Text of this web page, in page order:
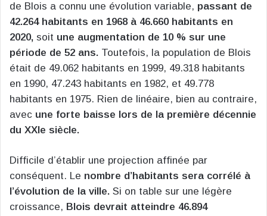
de Blois a connu une évolution variable, passant de
42.264 habitants en 1968 à 46.660 habitants en
2020, soit une augmentation de 10 % sur une
période de 52 ans. Toutefois, la population de Blois
était de 49.062 habitants en 1999, 49.318 habitants
en 1990, 47.243 habitants en 1982, et 49.778
habitants en 1975. Rien de linéaire, bien au contraire,
avec une forte baisse lors de la première décennie
du XXIe siècle.
Difficile d’établir une projection affinée par
conséquent. Le nombre d’habitants sera corrélé à
l’évolution de la ville. Si on table sur une légère
croissance, Blois devrait atteindre 46.894